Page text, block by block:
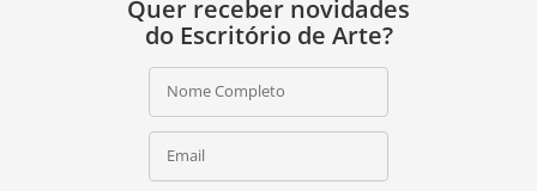
Quer receber novidades
do Escritório de Arte?
Nome Completo
Email